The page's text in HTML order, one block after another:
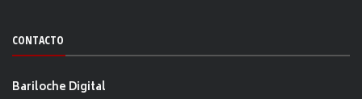
CONTACTO
Bariloche Digital